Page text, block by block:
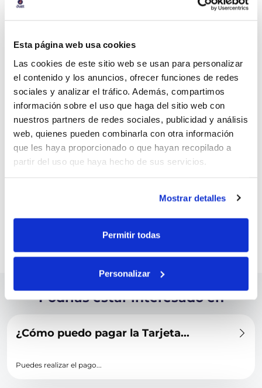
Esta página web usa cookies
Las cookies de este sitio web se usan para personalizar
el contenido y los anuncios, ofrecer funciones de redes
sociales y analizar el tráfico. Además, compartimos
información sobre el uso que haga del sitio web con
nuestros partners de redes sociales, publicidad y análisis
web, quienes pueden combinarla con otra información
que les haya proporcionado o que hayan recopilado a
partir del uso que haya hecho de sus servicios.
Mostrar detalles
Permitir todas
Personalizar
CAT:
informativos y de comparación, vigente hasta el 31 de diciembre de
Ten en cuenta:
El incumplimiento de pago puede resultar en cargos adicionales e
intereses más altos.
Solicitar créditos por encima de tu capacidad de pago puede afectar
Realizar solo el pago mínimo prolonga el tiempo para liquidar tu
deuda y aumenta su costo total.
Consulta todas las comisiones de la tarjeta Juzt en nuestro folleto
Podrías estar interesado en
¿Cómo puedo pagar la Tarjeta...
Puedes realizar el pago...